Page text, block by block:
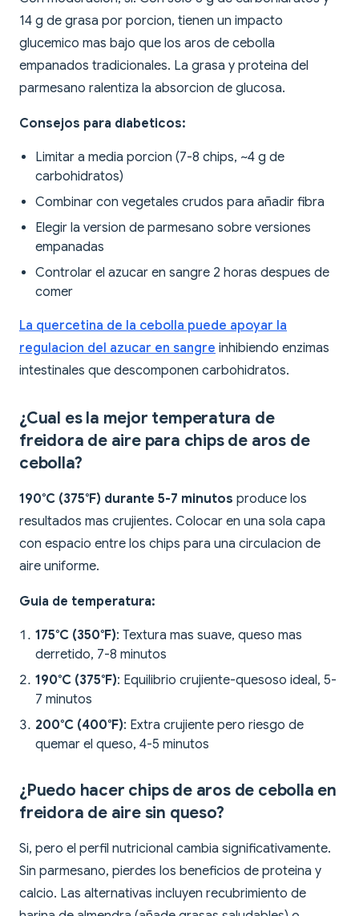
14 g de grasa por porcion, tienen un impacto
glucemico mas bajo que los aros de cebolla
empanados tradicionales. La grasa y proteina del
parmesano ralentiza la absorcion de glucosa.
Consejos para diabeticos:
Limitar a media porcion (7-8 chips, ~4 g de
carbohidratos)
Combinar con vegetales crudos para añadir fibra
Elegir la version de parmesano sobre versiones
empanadas
Controlar el azucar en sangre 2 horas despues de
comer
La quercetina de la cebolla puede apoyar la
regulacion del azucar en sangre inhibiendo enzimas
intestinales que descomponen carbohidratos.
¿Cual es la mejor temperatura de
freidora de aire para chips de aros de
cebolla?
190°C (375°F) durante 5-7 minutos produce los
resultados mas crujientes. Colocar en una sola capa
con espacio entre los chips para una circulacion de
aire uniforme.
Guia de temperatura:
175°C (350°F): Textura mas suave, queso mas
derretido, 7-8 minutos
190°C (375°F): Equilibrio crujiente-quesoso ideal, 5-
7 minutos
200°C (400°F): Extra crujiente pero riesgo de
quemar el queso, 4-5 minutos
¿Puedo hacer chips de aros de cebolla en
freidora de aire sin queso?
Si, pero el perfil nutricional cambia significativamente.
Sin parmesano, pierdes los beneficios de proteina y
calcio. Las alternativas incluyen recubrimiento de